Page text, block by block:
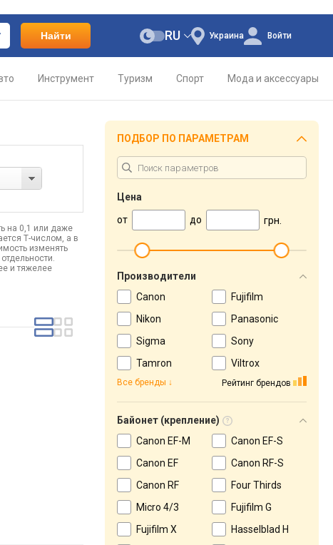
Найти Украина
RU Войти
Инструмент Туризм Спорт Мода и аксессуары
на 0,1 или даже
Т-числом, а в
изменять
и тяжелее
ПОДБОР ПО ПАРАМЕТРАМ
Цена
от
до грн.
Производители
Canon
Fujifilm
Nikon
Panasonic
Sigma
Sony
Tamron
Viltrox
Рейтинг брендов
Все бренды
Байонет (крепление)
Canon EF-M
Canon EF-S
Canon EF
Canon RF-S
Canon RF
Four Thirds
Micro 4/3
Fujifilm G
Fujifilm X
Hasselblad H